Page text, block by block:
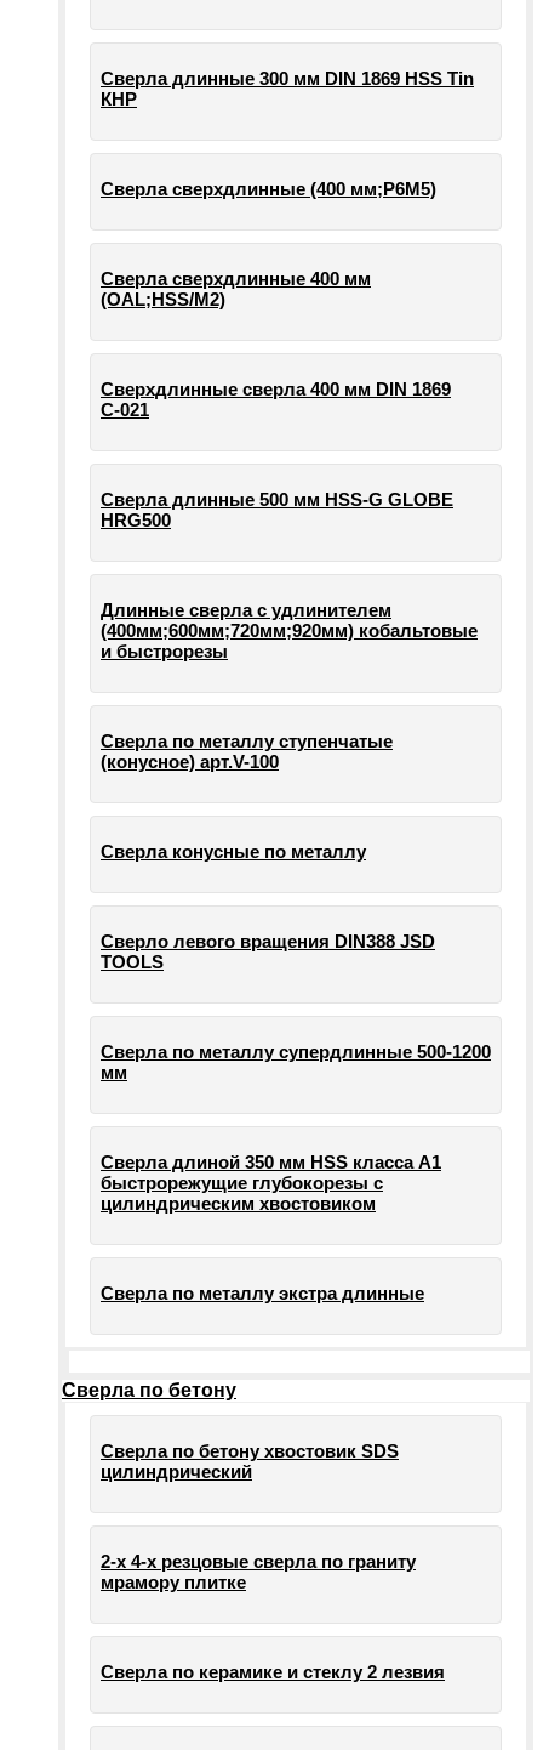
Сверла длинные 300 мм DIN 1869 HSS Tin
КНР
Сверла сверхдлинные (400 мм;Р6М5)
Сверла сверхдлинные 400 мм
(OAL;HSS/M2)
Сверхдлинные сверла 400 мм DIN 1869
С-021
Сверла длинные 500 мм HSS-G GLOBE
HRG500
Длинные сверла с удлинителем
(400мм;600мм;720мм;920мм) кобальтовые
и быстрорезы
Сверла по металлу ступенчатые
(конусное) арт.V-100
Сверла конусные по металлу
Сверло левого вращения DIN388 JSD
TOOLS
Сверла по металлу супердлинные 500-1200
мм
Сверла длиной 350 мм HSS класса А1
быстрорежущие глубокорезы с
цилиндрическим хвостовиком
Сверла по металлу экстра длинные
Сверла по бетону
Сверла по бетону хвостовик SDS
цилиндрический
2-х 4-х резцовые сверла по граниту
мрамору плитке
Сверла по керамике и стеклу 2 лезвия